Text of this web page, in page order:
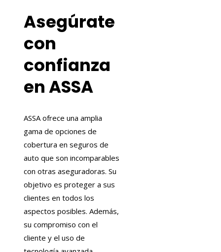
Asegúrate
con
confianza
en ASSA
ASSA ofrece una amplia
gama de opciones de
cobertura en seguros de
auto que son incomparables
con otras aseguradoras. Su
objetivo es proteger a sus
clientes en todos los
aspectos posibles. Además,
su compromiso con el
cliente y el uso de